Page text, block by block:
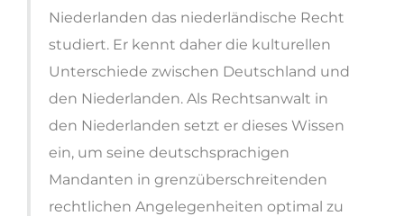
Niederlanden das niederländische Recht
studiert. Er kennt daher die kulturellen
Unterschiede zwischen Deutschland und
den Niederlanden. Als Rechtsanwalt in
den Niederlanden setzt er dieses Wissen
ein, um seine deutschsprachigen
Mandanten in grenzüberschreitenden
rechtlichen Angelegenheiten optimal zu